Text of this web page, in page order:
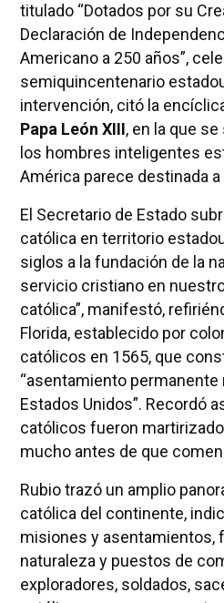
titulado “Dotados por su
Declaración de
Americano a 250 años”,
semiquincentenario
intervención, citó la
Papa León XIII, en la que
los hombres inteligentes
América parece destinada
El Secretario de Estado
católica en territorio
siglos a la fundación de la
servicio cristiano en
católica”, manifestó,
Florida, establecido por
católicos en 1565, que
“asentamiento permanente
Estados Unidos”. Recordó
católicos fueron
mucho antes de que
Rubio trazó un amplio
católica del continente,
misiones y asentamientos,
naturaleza y puestos de
exploradores, soldados,